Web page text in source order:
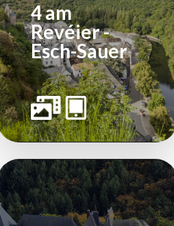
4 am
Revéier -
Esch-Sauer